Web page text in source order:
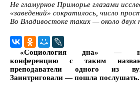
Не гламурное Приморье глазами
«заведений» сократилось, число
Во Владивостоке таких — около двух
«Социология дна» —
конференцию с таким
преподаватели одного из
Заинтриговали — пошла послушать.